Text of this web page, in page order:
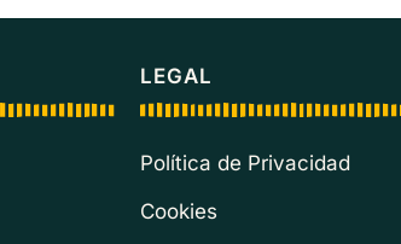
LEGAL
Política de Privacidad
Cookies